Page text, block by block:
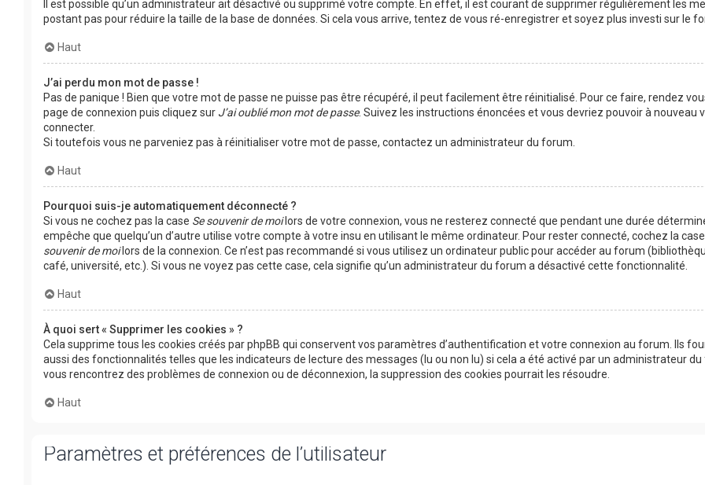
Il est possible qu’un administrateur ait désactivé ou supprimé votre compte. En effet, il est courant de supprimer régulièrement les
postant pas pour réduire la taille de la base de données. Si cela vous arrive, tentez de vous ré-enregistrer et soyez plus investi sur le
Haut
J’ai perdu mon mot de passe !
Pas de panique ! Bien que votre mot de passe ne puisse pas être récupéré, il peut facilement être réinitialisé. Pour ce faire, rendez
page de connexion puis cliquez sur J’ai oublié mon mot de passe. Suivez les instructions énoncées et vous devriez pouvoir à nouveau
connecter.
Si toutefois vous ne parveniez pas à réinitialiser votre mot de passe, contactez un administrateur du forum.
Haut
Pourquoi suis-je automatiquement déconnecté ?
Si vous ne cochez pas la case Se souvenir de moilors de votre connexion, vous ne resterez connecté que pendant une durée
empêche que quelqu’un d’autre utilise votre compte à votre insu en utilisant le même ordinateur. Pour rester connecté, cochez la
souvenir de moilors de la connexion. Ce n’est pas recommandé si vous utilisez un ordinateur public pour accéder au forum
café, université, etc.). Si vous ne voyez pas cette case, cela signifie qu’un administrateur du forum a désactivé cette fonctionnalité.
Haut
À quoi sert « Supprimer les cookies » ?
Cela supprime tous les cookies créés par phpBB qui conservent vos paramètres d’authentification et votre connexion au forum. Ils
aussi des fonctionnalités telles que les indicateurs de lecture des messages (lu ou non lu) si cela a été activé par un administrateur
vous rencontrez des problèmes de connexion ou de déconnexion, la suppression des cookies pourrait les résoudre.
Haut
Paramètres et préférences de l’utilisateur